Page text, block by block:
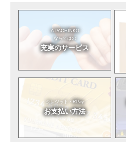
A-PACHINKO
ならではの
充実のサービス
クレジット・RPay
お支払い方法